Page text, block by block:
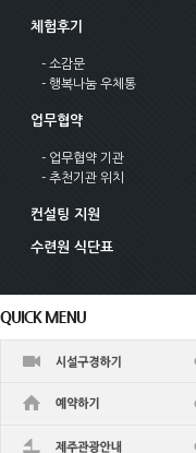
체험후기
- 소감문
- 행복나눔 우체통
업무협약
- 업무협약 기관
- 추천기관 위치
컨설팅 지원
수련원 식단표